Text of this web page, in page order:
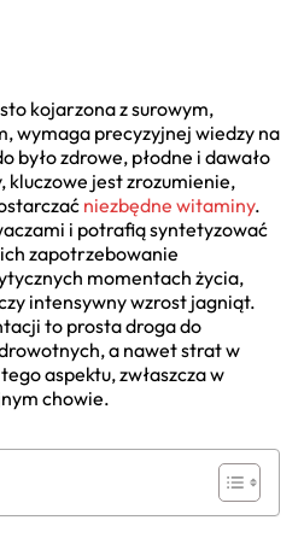
kojarzona z surowym,
wymaga precyzyjnej wiedzy na
było zdrowe, płodne i dawało
kluczowe jest zrozumienie,
niezbędne witaminy.
i potrafią syntetyzować
zapotrzebowanie
momentach życia,
intensywny wzrost jagniąt.
to prosta droga do
a nawet strat w
aspektu, zwłaszcza w
chowie.